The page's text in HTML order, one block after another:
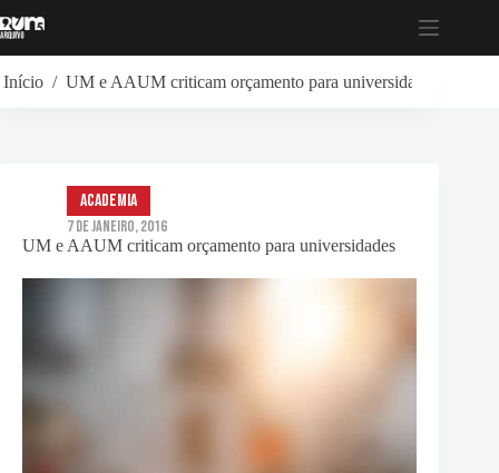
para
Início / UM e AAUM criticam orçamento para universidades
UM e AAUM criticam orçamento para universidades
Academia
7 de Janeiro, 2016